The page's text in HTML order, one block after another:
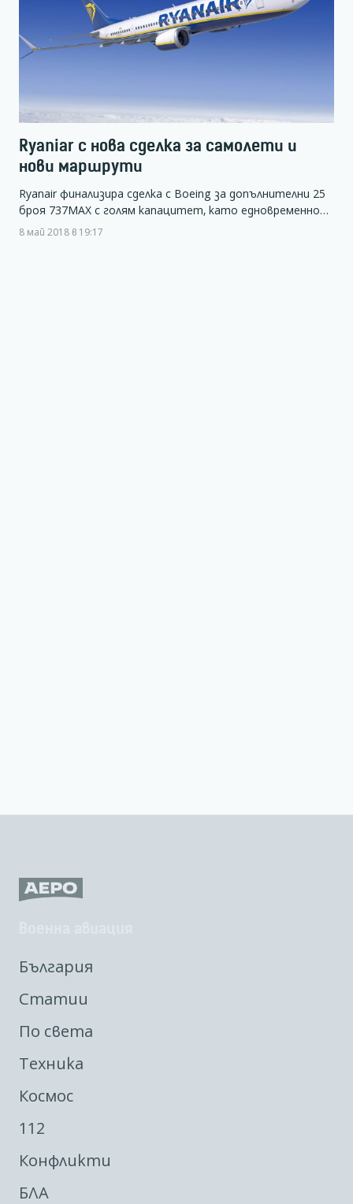
Ryaniar с нова сделка за самолети и
нови маршрути
Ryanair финализира сделка с Boeing за допълнителни 25
броя 737MAX с голям капацитет, като едновременно…
8 май 2018 в 19:17
България
Статии
По света
Техника
Космос
112
Конфликти
БЛА